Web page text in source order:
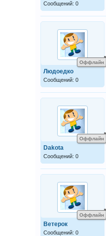
Сообщений: 0
Оффлайн
Людоедко
Сообщений: 0
Оффлайн
Dakota
Сообщений: 0
Оффлайн
Ветерок
Сообщений: 0